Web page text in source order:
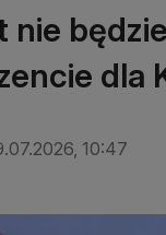
dla
10:47